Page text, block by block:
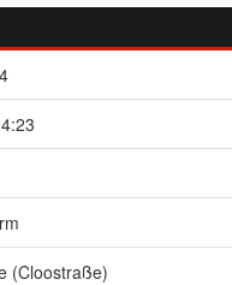
(Cloostraße)